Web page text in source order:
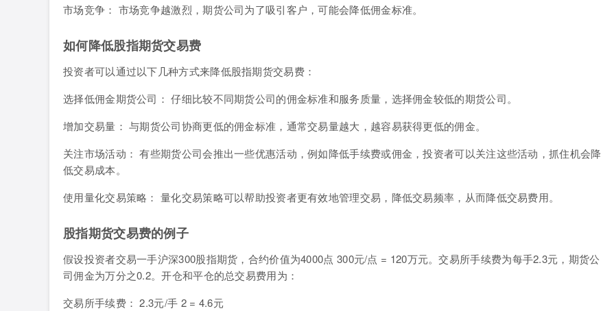
市场竞争： 市场竞争越激烈，期货公司为了吸引客户，可能会降低佣金标准。
如何降低股指期货交易费
投资者可以通过以下几种方式来降低股指期货交易费：
选择低佣金期货公司： 仔细比较不同期货公司的佣金标准和服务质量，选择佣金较低的期货公司。
增加交易量： 与期货公司协商更低的佣金标准，通常交易量越大，越容易获得更低的佣金。
关注市场活动： 有些期货公司会推出一些优惠活动，例如降低手续费或佣金，投资者可以关注这些活动，抓住机会降
低交易成本。
使用量化交易策略： 量化交易策略可以帮助投资者更有效地管理交易，降低交易频率，从而降低交易费用。
股指期货交易费的例子
假设投资者交易一手沪深300股指期货，合约价值为4000点 300元/点 = 120万元。交易所手续费为每手2.3元，期货公
司佣金为万分之0.2。开仓和平仓的总交易费用为：
交易所手续费： 2.3元/手 2 = 4.6元